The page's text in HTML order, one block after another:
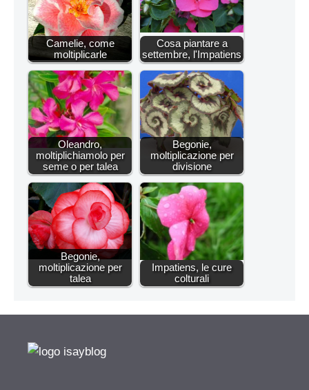
Camelie, come
moltiplicarle
Cosa piantare a
settembre, l'Impatiens
Oleandro,
moltiplichiamolo per
seme o per talea
Begonie,
moltiplicazione per
divisione
Begonie,
moltiplicazione per
talea
Impatiens, le cure
colturali